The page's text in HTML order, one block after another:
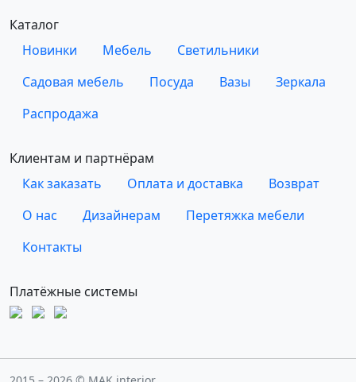
Каталог
Новинки
Мебель
Светильники
Садовая мебель
Посуда Вазы
Зеркала
Распродажа
Клиентам и партнёрам
Как заказать
Оплата и доставка
Возврат
О нас
Дизайнерам
Перетяжка мебели
Контакты
Платёжные системы